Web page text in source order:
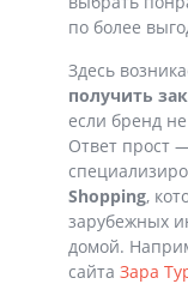
по более
Здесь
получить
если бренд
Ответ прост
Shopping,
зарубежных
домой.
сайтаЗара